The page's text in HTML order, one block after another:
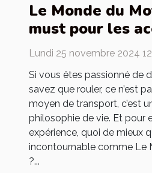
Le Monde du
must pour les
de motards
Lundi 25 novembre 2024
Si vous êtes passionné de
savez que rouler, ce n’est
moyen de transport, c’est
philosophie de vie. Et pour
expérience, quoi de mieux
incontournable comme Le
?...